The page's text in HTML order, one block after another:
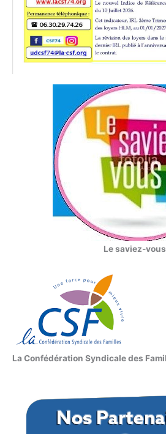
Le saviez-
La Confédération Syndicale des